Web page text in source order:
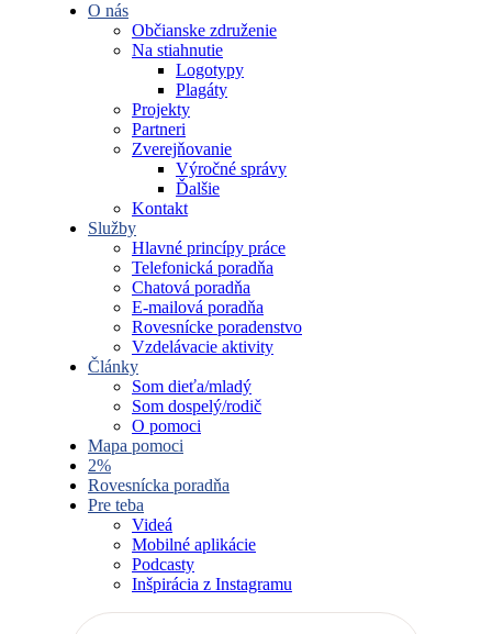
O nás
Občianske združenie
Na stiahnutie
Logotypy
Plagáty
Projekty
Partneri
Zverejňovanie
Výročné správy
Ďalšie
Kontakt
Služby
Hlavné princípy práce
Telefonická poradňa
Chatová poradňa
E-mailová poradňa
Rovesnícke poradenstvo
Vzdelávacie aktivity
Články
Som dieťa/mladý
Som dospelý/rodič
O pomoci
Mapa pomoci
2%
Rovesnícka poradňa
Pre teba
Videá
Mobilné aplikácie
Podcasty
Inšpirácia z Instagramu